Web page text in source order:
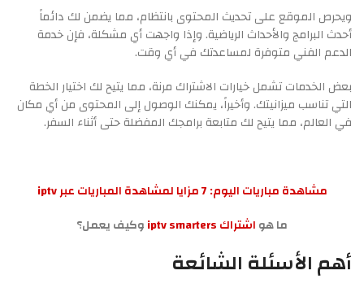
ويحرص الموقع على تحديث المحتوى بانتظام، مما يضمن لك دائماً
أحدث البرامج والأحداث الرياضية. وإذا واجهت أي مشكلة، فإن خدمة
الدعم الفني متوفرة لمساعدتك في أي وقت.
بعض الخدمات تشمل خيارات الاشتراك مرنة، مما يتيح لك اختيار الخطة
التي تناسب ميزانيتك. وأخيراً، يمكنك الوصول إلى المحتوى من أي مكان
في العالم، مما يتيح لك متابعة برامجك المفضلة حتى أثناء السفر.
مشاهدة مباريات اليوم: 7 مزايا لمشاهدة المباريات عبر iptv
ما هواشتراك iptv smarters وكيف يعمل؟
أهم الأسئلة الشائعة